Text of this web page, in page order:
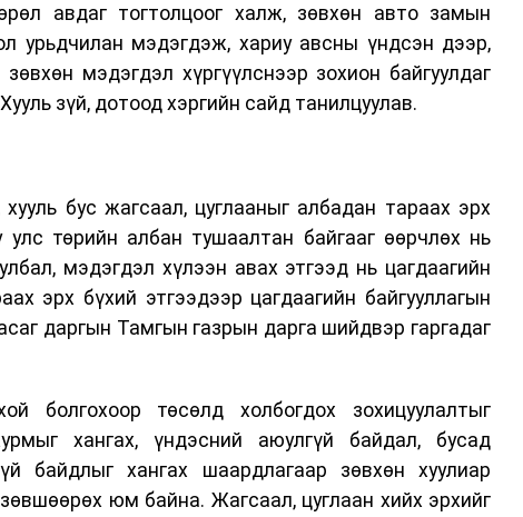
авдаг тогтолцоог халж, зөвхөн авто замын
урьдчилан мэдэгдэж, хариу авсны үндсэн дээр,
мэдэгдэл хүргүүлснээр зохион байгуулдаг
зүй, дотоод хэргийн сайд танилцуулав.
бус жагсаал, цуглааныг албадан тараах эрх
төрийн албан тушаалтан байгааг өөрчлөх нь
мэдэгдэл хүлээн авах этгээд нь цагдаагийн
эрх бүхий этгээдээр цагдаагийн байгууллагын
даргын Тамгын газрын дарга шийдвэр гаргадаг
болгохоор төсөлд холбогдох зохицуулалтыг
хангах, үндэсний аюулгүй байдал, бусад
байдлыг хангах шаардлагаар зөвхөн хуулиар
юм байна. Жагсаал, цуглаан хийх эрхийг